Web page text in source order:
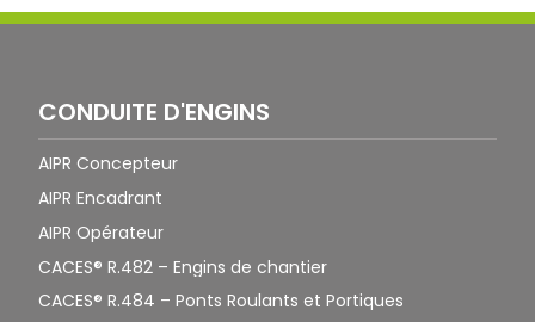
CONDUITE D'ENGINS
AIPR Concepteur
AIPR Encadrant
AIPR Opérateur
CACES® R.482 – Engins de chantier
CACES® R.484 – Ponts Roulants et Portiques